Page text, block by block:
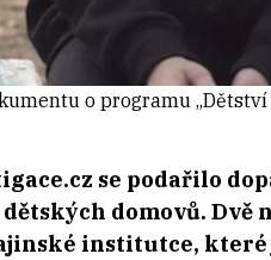
o programu
se podařilo
domovů.
institutce,